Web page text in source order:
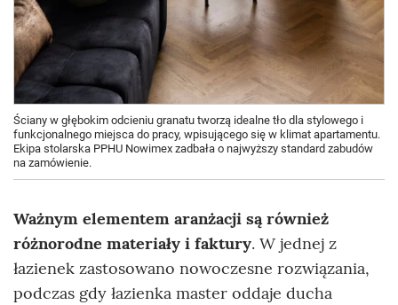
Ściany w głębokim odcieniu granatu tworzą idealne tło dla stylowego i
funkcjonalnego miejsca do pracy, wpisującego się w klimat apartamentu.
Ekipa stolarska PPHU Nowimex zadbała o najwyższy standard zabudów
na zamówienie.
Ważnym elementem aranżacji są również
różnorodne materiały i faktury. W jednej z
łazienek zastosowano nowoczesne rozwiązania,
podczas gdy łazienka master oddaje ducha